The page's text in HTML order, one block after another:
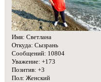
Имя: Светлана
Откуда: Сызрань
Сообщений: 10804
Уважение: +173
Позитив: +3
Пол: Женский